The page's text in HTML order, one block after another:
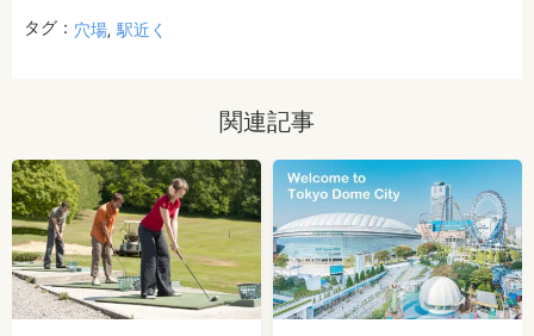
タグ： 穴場 駅近く
関連記事